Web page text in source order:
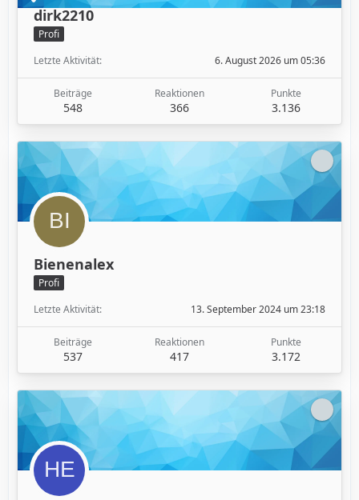
dirk2210
Profi
Letzte Aktivität
6. August 2026 um 05:36
Beiträge
548
Reaktionen
366
Punkte
3.136
Bienenalex
Profi
Letzte Aktivität
13. September 2024 um 23:18
Beiträge
537
Reaktionen
417
Punkte
3.172